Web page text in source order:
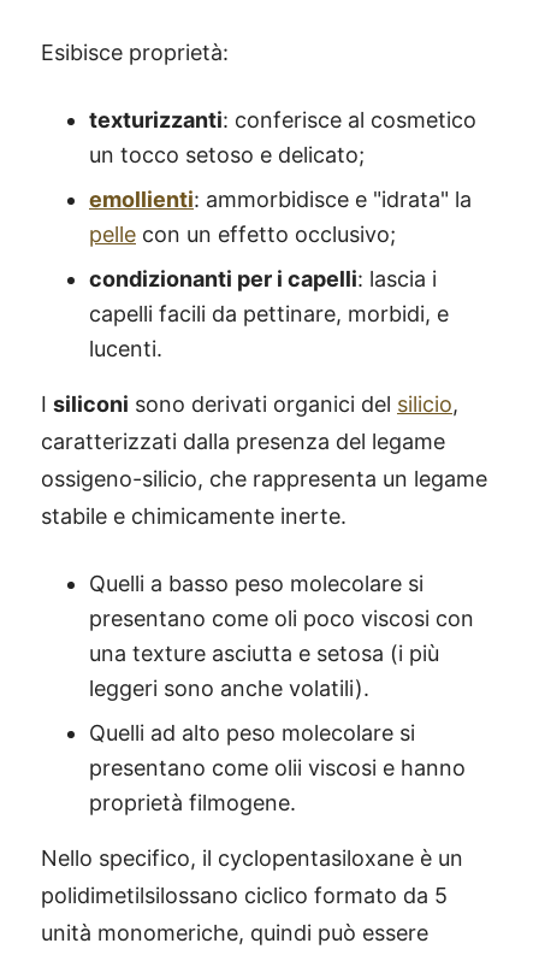
Esibisce proprietà:
texturizzanti: conferisce al cosmetico
un tocco setoso e delicato;
emollienti: ammorbidisce e "idrata" la
pelle con un effetto occlusivo;
condizionanti per i capelli: lascia i
capelli facili da pettinare, morbidi, e
lucenti.
I siliconi sono derivati organici del silicio,
caratterizzati dalla presenza del legame
ossigeno-silicio, che rappresenta un legame
stabile e chimicamente inerte.
Quelli a basso peso molecolare si
presentano come oli poco viscosi con
una texture asciutta e setosa (i più
leggeri sono anche volatili).
Quelli ad alto peso molecolare si
presentano come olii viscosi e hanno
proprietà filmogene.
Nello specifico, il cyclopentasiloxane è un
polidimetilsilossano ciclico formato da 5
unità monomeriche, quindi può essere